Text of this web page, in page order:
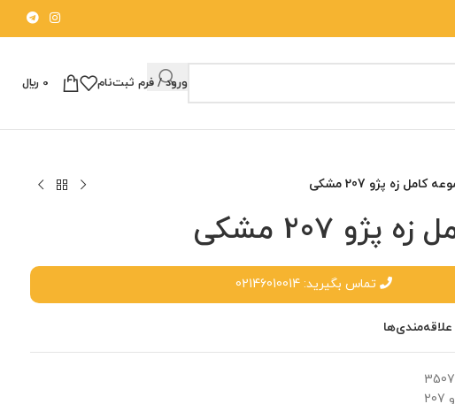
ورود / فرم ثبت‌نام 0 ﷼
کامل زه پژو 207 مشکی
207 مشکی
تماس بگیرید: 02146010014